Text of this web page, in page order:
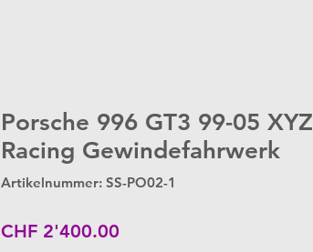
Porsche 996 GT3 99-05 XYZ
Racing Gewindefahrwerk
Artikelnummer: SS-PO02-1
CHF 2'400.00